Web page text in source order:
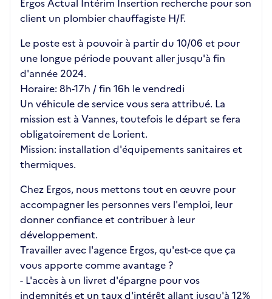
Ergos Actual Intérim Insertion recherche pour son
client un plombier chauffagiste H/F.
Le poste est à pouvoir à partir du 10/06 et pour
une longue période pouvant aller jusqu'à fin
d'année 2024.
Horaire: 8h-17h / fin 16h le vendredi
Un véhicule de service vous sera attribué. La
mission est à Vannes, toutefois le départ se fera
obligatoirement de Lorient.
Mission: installation d'équipements sanitaires et
thermiques.
Chez Ergos, nous mettons tout en œuvre pour
accompagner les personnes vers l'emploi, leur
donner confiance et contribuer à leur
développement.
Travailler avec l'agence Ergos, qu'est-ce que ça
vous apporte comme avantage ?
- L'accès à un livret d'épargne pour vos
indemnités et un taux d'intérêt allant jusqu'à 12%